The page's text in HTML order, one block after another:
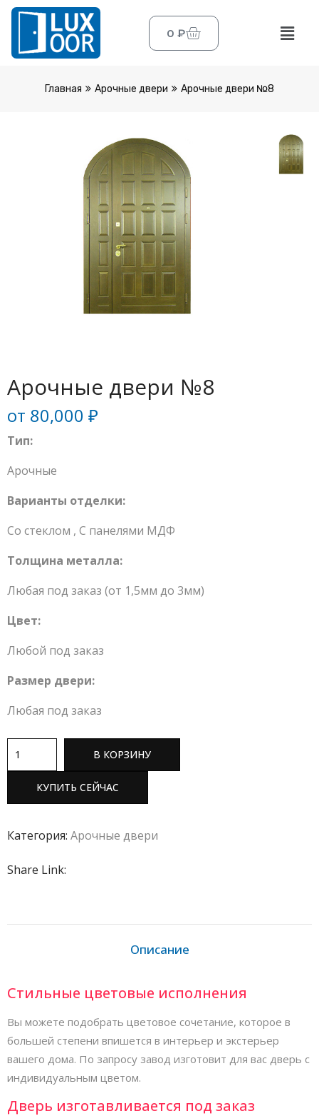
0 ₽
Главная Арочные двери Арочные двери №8
Арочные двери №8
от 80,000 ₽
Тип:
Арочные
Варианты отделки:
Со стеклом , С панелями МДФ
Толщина металла:
Любая под заказ (от 1,5мм до 3мм)
Цвет:
Любой под заказ
Размер двери:
Любая под заказ
В КОРЗИНУ
КУПИТЬ СЕЙЧАС
Категория: Арочные двери
Share Link:
Описание
Стильные цветовые исполнения
Вы можете подобрать цветовое сочетание, которое в
большей степени впишется в интерьер и экстерьер
вашего дома. По запросу завод изготовит для вас дверь с
индивидуальным цветом.
Дверь изготавливается под заказ